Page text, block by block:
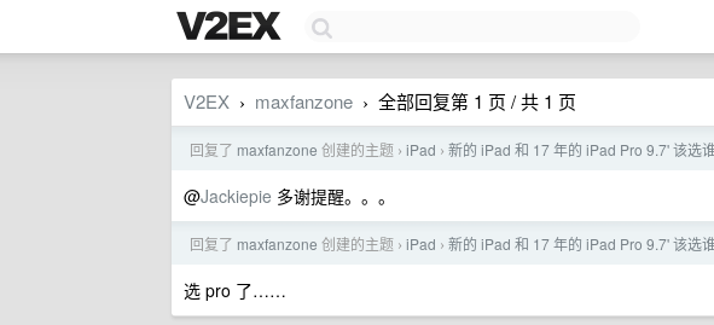
V2EX › maxfanzone › 全部回复第 1 页 / 共 1 页
回复了 maxfanzone 创建的主题 › iPad › 新的 iPad 和 17 年的 iPad Pro 9.7' 该选谁
@Jackiepie 多谢提醒。。。
回复了 maxfanzone 创建的主题 › iPad › 新的 iPad 和 17 年的 iPad Pro 9.7' 该选谁
选 pro 了……